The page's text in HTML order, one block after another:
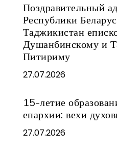
Поздравительный
Республики
Таджикистан
Душанбинскому и
Питириму
27.07.2026
15-летие
епархии: вехи
27.07.2026